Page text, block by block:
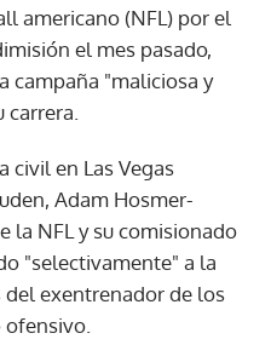
americano (NFL) por el
el mes pasado,
campaña "maliciosa y
civil en Las Vegas
Adam Hosmer-
la NFL y su comisionado
"selectivamente" a la
exentrenador de los